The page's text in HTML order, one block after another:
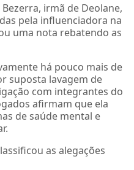
irmã de Deolane,
pela influenciadora na
uma nota rebatendo as
há pouco mais de
suposta lavagem de
com integrantes do
afirmam que ela
de saúde mental e
as alegações